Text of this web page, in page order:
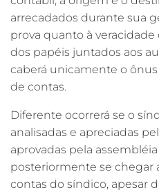
arrecadados durante sua
prova quanto à
dos papéis juntados aos
caberá unicamente o
de contas.
Diferente ocorrerá se o
analisadas e apreciadas
aprovadas pela
posteriormente se chegar
contas do síndico, apesar